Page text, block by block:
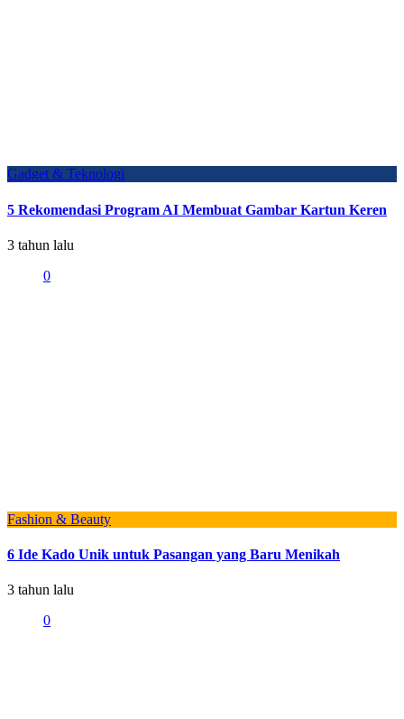
Gadget & Teknologi
5 Rekomendasi Program AI Membuat Gambar Kartun Keren
3 tahun lalu
0
Fashion & Beauty
6 Ide Kado Unik untuk Pasangan yang Baru Menikah
3 tahun lalu
0